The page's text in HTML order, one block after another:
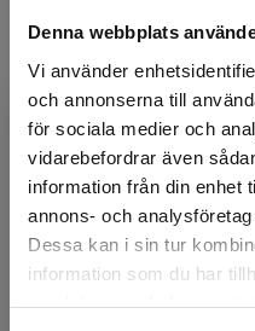
Denna webbplats
Vi använder
och annonserna till
för sociala medier och
vidarebefordrar även
information från din enhet
annons- och
Dessa kan i sin tur
information som du har
Begränsad
Det verkar som att du
studentlitteratur.se
Pia Höök är docent i
ledning, och arbetar
Manager på